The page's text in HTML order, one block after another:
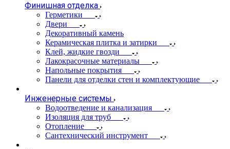
Финишная отделка
Герметики
Двери
Декоративный камень
Керамическая плитка и затирки
Клей, жидкие гвозди
Лакокрасочные материалы
Напольные покрытия
Панели для отделки стен и комплектующие
Инженерные системы
Водоотведение и канализация
Изоляция для труб
Отопление
Сантехнический инструмент